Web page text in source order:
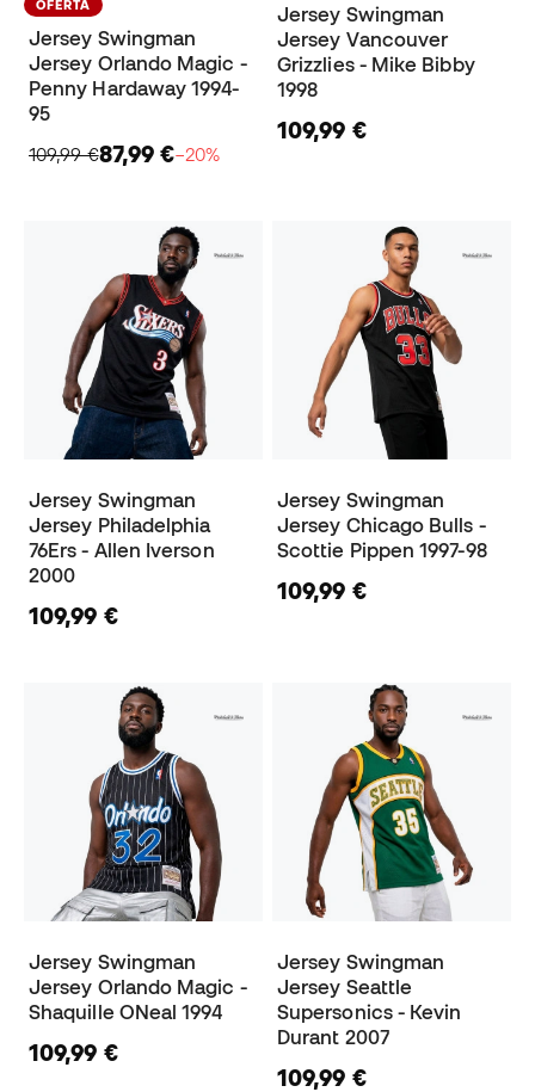
OFERTA
Jersey Swingman
Jersey Orlando Magic -
Penny Hardaway 1994-
95
109,99 €87,99 €−20%
Jersey Swingman
Jersey Vancouver
Grizzlies - Mike Bibby
1998
109,99 €
Jersey Swingman
Jersey Philadelphia
76Ers - Allen Iverson
2000
109,99 €
Jersey Swingman
Jersey Chicago Bulls -
Scottie Pippen 1997-98
109,99 €
Jersey Swingman
Jersey Orlando Magic -
Shaquille ONeal 1994
109,99 €
Jersey Swingman
Jersey Seattle
Supersonics - Kevin
Durant 2007
109,99 €